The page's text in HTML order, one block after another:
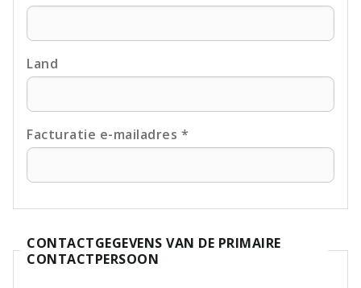
Land
Facturatie e-mailadres *
CONTACTGEGEVENS VAN DE PRIMAIRE
CONTACTPERSOON